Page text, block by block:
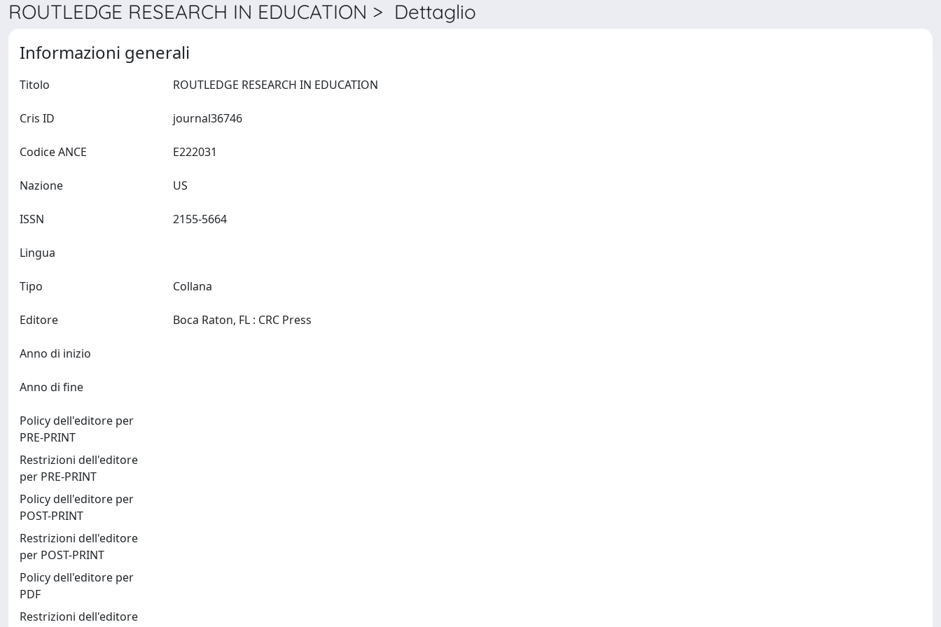
ROUTLEDGE RESEARCH IN EDUCATION > Dettaglio
Informazioni generali
Titolo
Cris ID
Codice ANCE
Nazione
ISSN
Lingua
Tipo Collana
Editore
Anno di inizio
Anno di fine
Policy dell'editore per
PRE-PRINT
Restrizioni dell'editore
per PRE-PRINT
Policy dell'editore per
POST-PRINT
Restrizioni dell'editore
per POST-PRINT
Policy dell'editore per
PDF
Restrizioni dell'editore